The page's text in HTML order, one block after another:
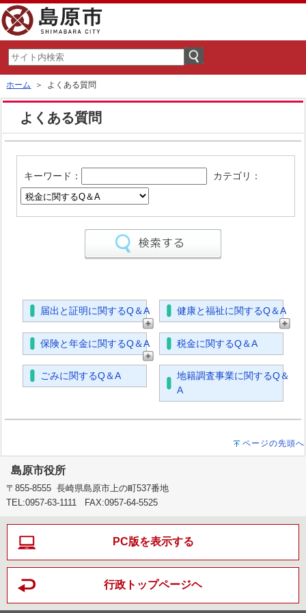
ホーム ＞ よくある質問
よくある質問
キーワード： カテゴリ：
届出と証明に関するQ＆A 健康と福祉に関するQ＆A
保険と年金に関するQ＆A 税金に関するQ＆A
ごみに関するQ＆A
地籍調査事業に関するQ＆
A
ページの先頭へ
島原市役所
〒855-8555 長崎県島原市上の町537番地
TEL:0957-63-1111 FAX:0957-64-5525
PC版を表示する
行政トップページヘ